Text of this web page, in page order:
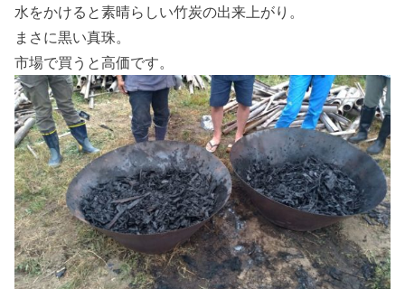
水をかけると素晴らしい竹炭の出来上がり。
まさに黒い真珠。
市場で買うと高価です。